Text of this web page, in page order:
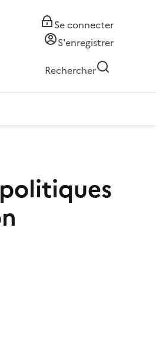
Se connecter
S'enregistrer
Rechercher